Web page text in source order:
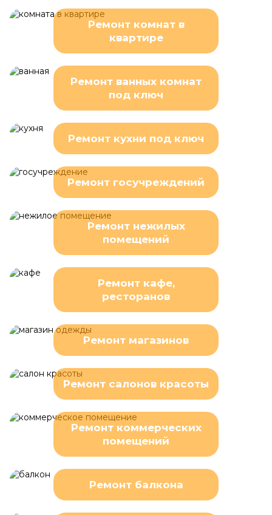
Ремонт комнат в
квартире
Ремонт ванных комнат
под ключ
Ремонт кухни под ключ
Ремонт госучреждений
Ремонт нежилых
помещений
Ремонт кафе,
ресторанов
Ремонт магазинов
Ремонт салонов красоты
Ремонт коммерческих
помещений
Ремонт балкона